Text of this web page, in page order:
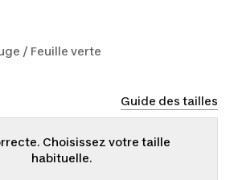
/ Feuille verte
Guide des tailles
Choisissez votre taille
habituelle.